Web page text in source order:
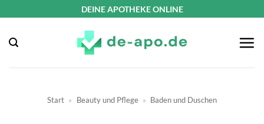
springen
DEINE APOTHEKE ONLINE
Start » Beauty und Pflege » Baden und Duschen